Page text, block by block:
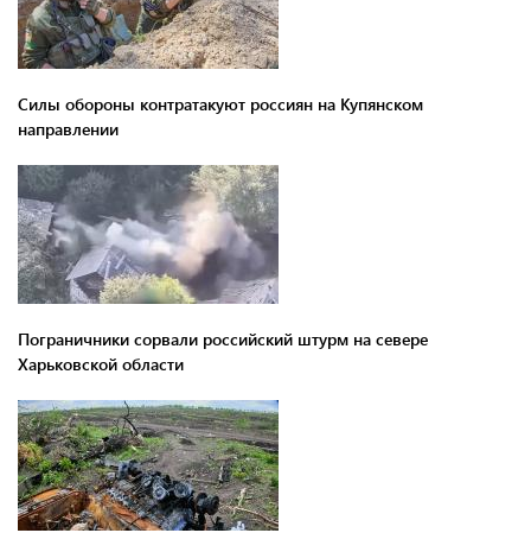
Силы обороны контратакуют россиян на Купянском
направлении
Пограничники сорвали российский штурм на севере
Харьковской области